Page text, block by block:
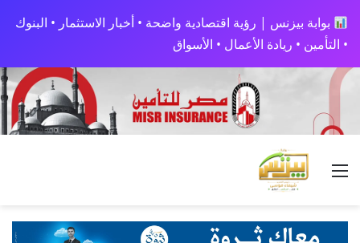
بوابة بيزنس | رؤية اقتصادية واضحة • أخبار الاستثمار • البنوك
• التأمين • ريادة الأعمال • الأسواق
القائمة